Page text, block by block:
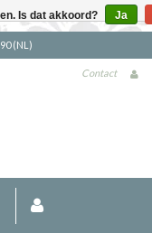
(NL)
Contact
Is dat akkoord? Ja